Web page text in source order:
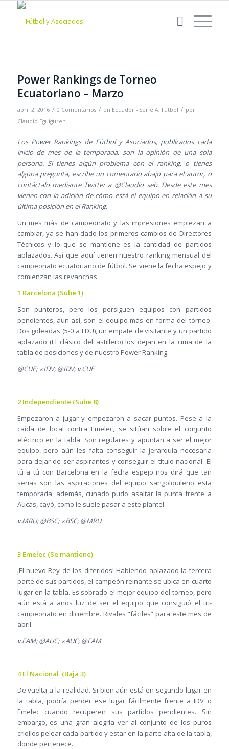
Power Rankings de Torneo
Ecuatoriano – Marzo
abril 2, 2016 / 0 Comentarios / en Ecuador - Serie A, Fútbol / por
Claudio Eguiguren
Los Power Rankings de Fútbol y Asociados, publicados cada
inicio de mes de la temporada, son la opinión de una sola
persona. Si tienes algún problema con el ranking, o tienes
alguna pregunta, escribe un comentario abajo para el autor, o
contáctalo mediante Twitter a @Claudio_seb. Desde este mes
vienen con la adición de cómo está el equipo en relación a su
última posición en el Ranking.
Un mes más de campeonato y las impresiones empiezan a
cambiar, ya se han dado los primeros cambios de Directores
Técnicos y lo que se mantiene es la cantidad de partidos
aplazados. Así que aquí tienen nuestro ranking mensual del
campeonato ecuatoriano de fútbol. Se viene la fecha espejo y
comienzan las revanchas.
1 Barcelona (Sube 1)
Son punteros, pero los persiguen equipos con partidos
pendientes, aun así, son el equipo más en forma del torneo.
Dos goleadas (5-0 a LDU), un empate de visitante y un partido
aplazado (El clásico del astillero) los dejan en la cima de la
tabla de posiciones y de nuestro Power Ranking.
@CUE; v.IDV; @IDV; v.CUE
2 Independiente (Sube 8)
Empezaron a jugar y empezaron a sacar puntos. Pese a la
caída de local contra Emelec, se sitúan sobre el conjunto
eléctrico en la tabla. Son regulares y apuntan a ser el mejor
equipo, pero aún les falta conseguir la jerarquía necesaria
para dejar de ser aspirantes y conseguir el título nacional. El
tú a tú con Barcelona en la fecha espejo nos dirá que tan
serias son las aspiraciones del equipo sangolquileño esta
temporada, además, cunado pudo asaltar la punta frente a
Aucas, cayó, como le suele pasar a este plantel.
v.MRU; @BSC; v.BSC; @MRU
3 Emelec (Se mantiene)
¡El nuevo Rey de los diferidos! Habiendo aplazado la tercera
parte de sus partidos, el campeón reinante se ubica en cuarto
lugar en la tabla. Es sobrado el mejor equipo del torneo, pero
aún está a años luz de ser el equipo que consiguió el tri-
campeonato en diciembre. Rivales “fáciles” para este mes de
abril.
v.FAM; @AUC; v.AUC; @FAM
4 El Nacional (Baja 3)
De vuelta a la realidad. Si bien aún está en segundo lugar en
la tabla, podría perder ese lugar fácilmente frente a IDV o
Emelec cuando recuperen sus partidos pendientes. Sin
embargo, es una gran alegría ver al conjunto de los puros
criollos pelear cada partido y estar en la parte alta de la tabla,
donde pertenece.